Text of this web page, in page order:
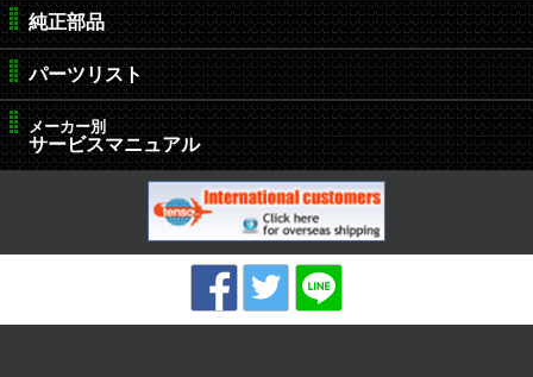
純正部品
パーツリスト
メーカー別
サービスマニュアル